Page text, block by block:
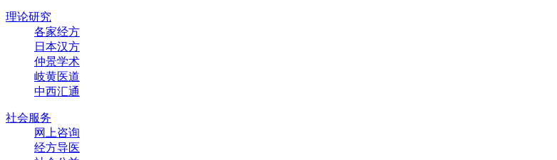
理论研究
各家经方
日本汉方
仲景学术
岐黄医道
中西汇通
社会服务
网上咨询
经方导医